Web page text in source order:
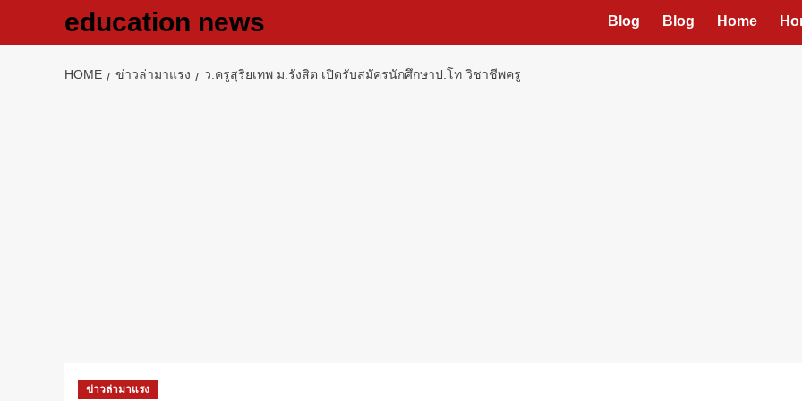
education news Blog Blog Home
HOME ข่าวล่ามาแรง ว.ครูสุริยเทพ ม.รังสิต เปิดรับสมัครนักศึกษาป.โท วิชาชีพครู
ข่าวล่ามาแรง